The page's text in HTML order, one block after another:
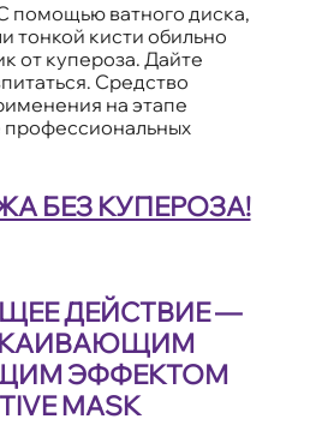
помощью ватного диска,
тонкой кисти обильно
от купероза. Дайте
Средство
на этапе
профессиональных
БЕЗ КУПЕРОЗА!
ДЕЙСТВИЕ —
ЭФФЕКТОМ
MASK